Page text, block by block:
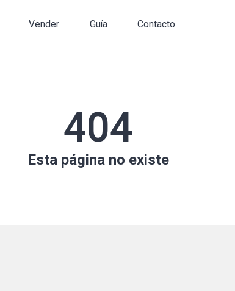
Vender Guía Contacto
404
Esta página no existe